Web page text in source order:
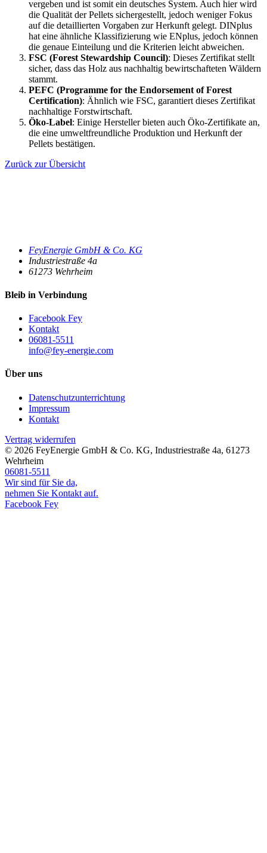
vergeben und ist somit ein deutsches System. Auch hier wird
die Qualität der Pellets sichergestellt, jedoch weniger Fokus
auf die detaillierten Vorgaben zur Herkunft gelegt. DINplus
hat eine ähnliche Klassifizierung wie ENplus, jedoch können
die genaue Einteilung und die Kriterien leicht abweichen.
FSC (Forest Stewardship Council): Dieses Zertifikat stellt
sicher, dass das Holz aus nachhaltig bewirtschafteten Wäldern
stammt.
PEFC (Programme for the Endorsement of Forest
Certification): Ähnlich wie FSC, garantiert dieses Zertifikat
nachhaltige Forstwirtschaft.
Öko-Label: Einige Hersteller bieten auch Öko-Zertifikate an,
die eine umweltfreundliche Produktion und Herkunft der
Pellets bestätigen.
Zurück zur Übersicht
FeyEnergie GmbH & Co. KG
Industriestraße 4a
61273 Wehrheim
Bleib in Verbindung
Facebook Fey
Kontakt
06081-5511
info@fey-energie.com
Über uns
Datenschutzunterrichtung
Impressum
Kontakt
Vertrag widerrufen
© 2026 FeyEnergie GmbH & Co. KG, Industriestraße 4a, 61273
Wehrheim
06081-5511
Wir sind für Sie da,
nehmen Sie Kontakt auf.
Facebook Fey